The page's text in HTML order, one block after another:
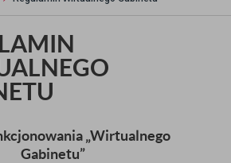
„Wirtualnego
Gabinetu”